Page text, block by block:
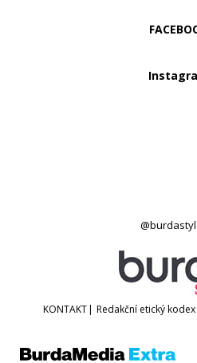
KONTAKT| Redakční etický kodex